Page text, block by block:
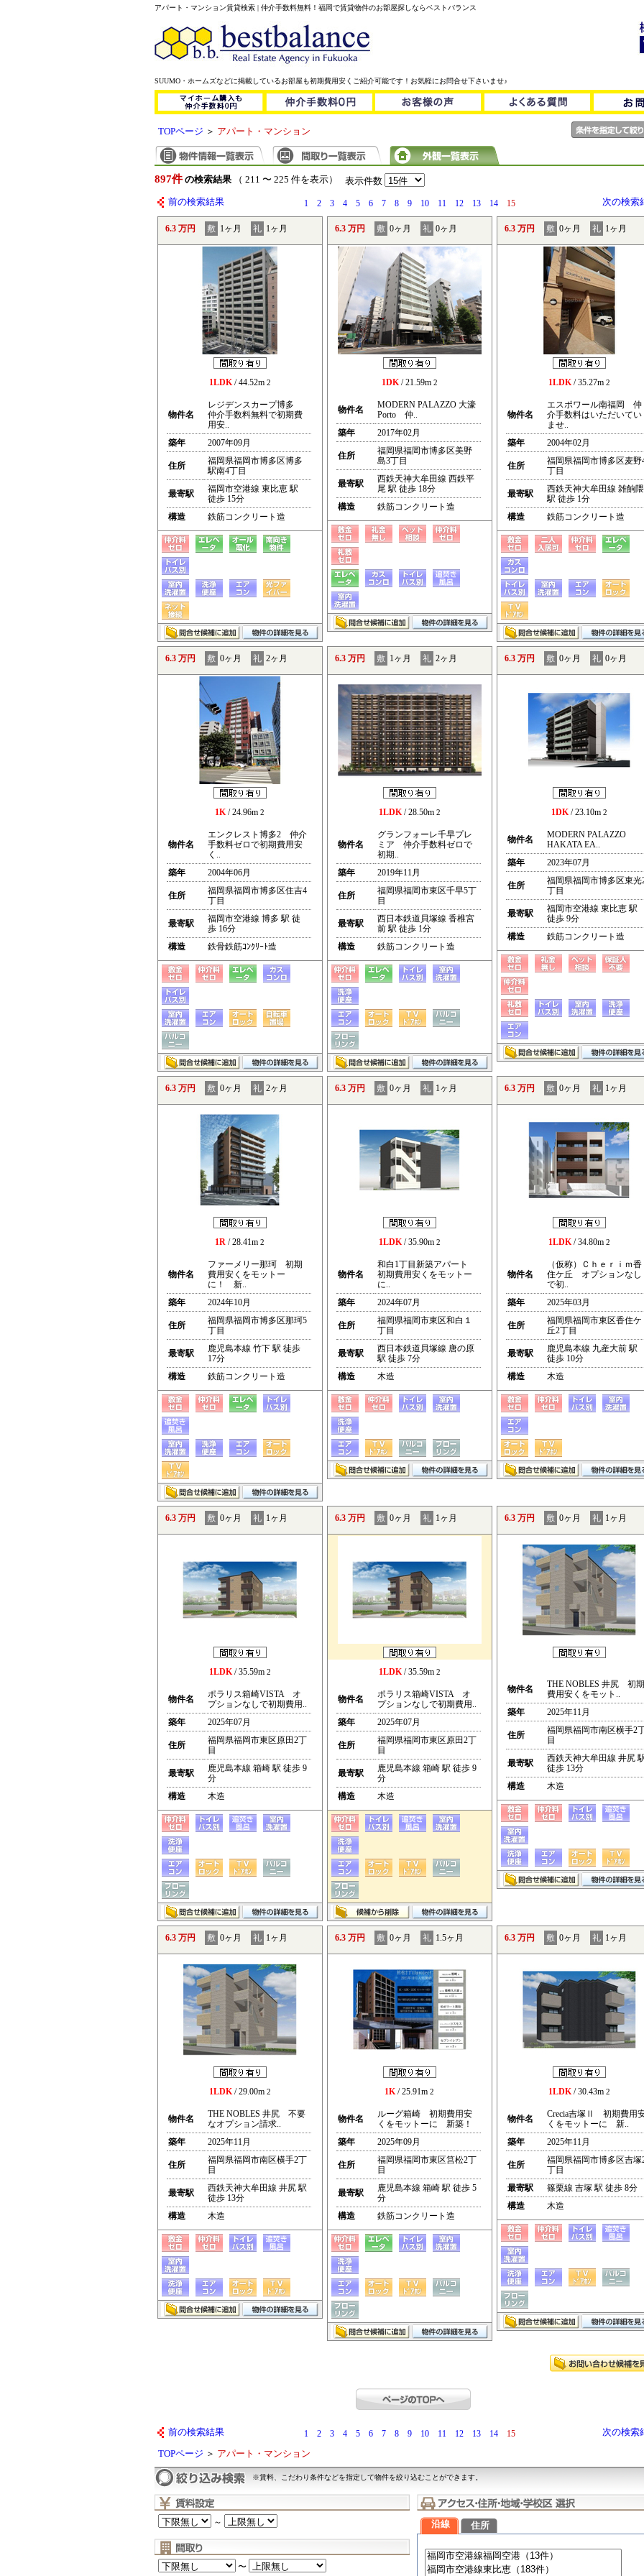
アパート・マンション賃貸検索 | 仲介手数料無料！福岡で賃貸物件のお部屋探しならベストバランス
SUUMO・ホームズなどに掲載しているお部屋も初期費用安くご紹介可能です！お気軽にお問合せ下さいませ♪
TOPページ ＞ アパート・マンション
897件 の検索結果（ 211 〜 225 件を表示） 表示件数
前の検索結果 1 2 3 4 5 6 7 8 9 10 11 12 13 14 15 次の検索
6.3 万円 敷 1ヶ月 礼 1ヶ月
1LDK/ 44.52m 2
物件名
レジデンスカープ博多
仲介手数料無料で初期費
用安..
築年
2007年09月
住所
福岡県福岡市博多区博多
駅南4丁目
最寄駅
福岡市空港線 東比恵 駅
徒歩 15分
構造
鉄筋コンクリート造
6.3 万円 敷 0ヶ月 礼 0ヶ月
1DK/ 21.59m 2
物件名
MODERN PALAZZO 大濠
Porto 仲..
築年
2017年02月
住所
福岡県福岡市博多区美野
島3丁目
最寄駅
西鉄天神大牟田線 西鉄平
尾 駅 徒歩 18分
構造
鉄筋コンクリート造
6.3 万円 敷 0ヶ月 礼 1ヶ月
1LDK/ 35.27m 2
物件名
エスポワール南福岡 仲
介手数料はいただいてい
ませ..
築年
2004年02月
住所
福岡県福岡市博多区麦野
丁目
最寄駅
西鉄天神大牟田線 雑餉隈
駅 徒歩 1分
構造
鉄筋コンクリート造
6.3 万円 敷 0ヶ月 礼 2ヶ月
1K/ 24.96m 2
物件名
エンクレスト博多2 仲介
手数料ゼロで初期費用安
く..
築年
2004年06月
住所
福岡県福岡市博多区住吉4
丁目
最寄駅
福岡市空港線 博多 駅 徒
歩 16分
構造
鉄骨鉄筋ｺﾝｸﾘｰﾄ造
6.3 万円 敷 1ヶ月 礼 2ヶ月
1LDK/ 28.50m 2
物件名
グランフォーレ千早プレ
ミア 仲介手数料ゼロで
初期..
築年
2019年11月
住所
福岡県福岡市東区千早5丁
目
最寄駅
西日本鉄道貝塚線 香椎宮
前 駅 徒歩 1分
構造
鉄筋コンクリート造
6.3 万円 敷 0ヶ月 礼 0ヶ月
1DK/ 23.10m 2
物件名
MODERN PALAZZO
HAKATA EA..
築年
2023年07月
住所
福岡県福岡市博多区東光
丁目
最寄駅
福岡市空港線 東比恵 駅
徒歩 9分
構造
鉄筋コンクリート造
6.3 万円 敷 0ヶ月 礼 2ヶ月
1R / 28.41m 2
物件名
ファーメリー那珂 初期
費用安くをモットー
に！ 新..
築年
2024年10月
住所
福岡県福岡市博多区那珂5
丁目
最寄駅
鹿児島本線 竹下 駅 徒歩
17分
構造
鉄筋コンクリート造
6.3 万円 敷 0ヶ月 礼 1ヶ月
1LDK/ 35.90m 2
物件名
和白1丁目新築アパート
初期費用安くをモットー
に..
築年
2024年07月
住所
福岡県福岡市東区和白１
丁目
最寄駅
西日本鉄道貝塚線 唐の原
駅 徒歩 7分
構造
木造
6.3 万円 敷 0ヶ月 礼 1ヶ月
1LDK/ 34.80m 2
物件名
（仮称）Ｃｈｅｒｉｍ香
住ケ丘 オプションなし
で初..
築年
2025年03月
住所
福岡県福岡市東区香住ケ
丘2丁目
最寄駅
鹿児島本線 九産大前 駅
徒歩 10分
構造
木造
6.3 万円 敷 0ヶ月 礼 1ヶ月
1LDK/ 35.59m 2
物件名
ポラリス箱崎VISTA オ
プションなしで初期費用..
築年
2025年07月
住所
福岡県福岡市東区原田2丁
目
最寄駅
鹿児島本線 箱崎 駅 徒歩 9
分
構造
木造
6.3 万円 敷 0ヶ月 礼 1ヶ月
1LDK/ 35.59m 2
物件名
ポラリス箱崎VISTA オ
プションなしで初期費用..
築年
2025年07月
住所
福岡県福岡市東区原田2丁
目
最寄駅
鹿児島本線 箱崎 駅 徒歩 9
分
構造
木造
6.3 万円 敷 0ヶ月 礼 1ヶ月
物件名
THE NOBLES 井尻 初期
費用安くをモット..
築年
2025年11月
住所
福岡県福岡市南区横手2
目
最寄駅
西鉄天神大牟田線 井尻
徒歩 13分
構造
木造
6.3 万円 敷 0ヶ月 礼 1ヶ月
1LDK/ 29.00m 2
物件名
THE NOBLES 井尻 不要
なオプション請求..
築年
2025年11月
住所
福岡県福岡市南区横手2丁
目
最寄駅
西鉄天神大牟田線 井尻 駅
徒歩 13分
構造
木造
6.3 万円 敷 0ヶ月 礼 1.5ヶ月
1K/ 25.91m 2
物件名
ルーグ箱崎 初期費用安
くをモットーに 新築！
築年
2025年09月
住所
福岡県福岡市東区筥松2丁
目
最寄駅
鹿児島本線 箱崎 駅 徒歩 5
分
構造
鉄筋コンクリート造
6.3 万円 敷 0ヶ月 礼 1ヶ月
1LDK/ 30.43m 2
物件名
Crecia吉塚Ⅱ 初期費用
くをモットーに 新..
築年
2025年11月
住所
福岡県福岡市博多区吉塚
丁目
最寄駅
篠栗線 吉塚 駅 徒歩 8分
構造
木造
前の検索結果 1 2 3 4 5 6 7 8 9 10 11 12 13 14 15 次の検索
TOPページ ＞ アパート・マンション
※賃料、こだわり条件などを指定して物件を絞り込むことができます。
～
〜
沿線 住所